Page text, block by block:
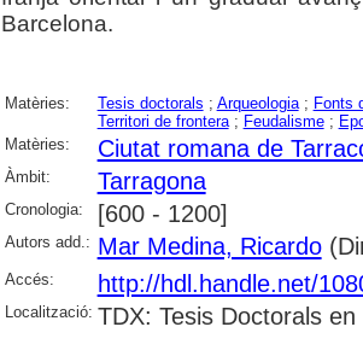
Barcelona.
Matèries: Tesis doctorals ; Arqueologia; Fonts
Territori de frontera; Feudalisme;
Matèries:
Ciutat romana de
Àmbit: Tarragona
Cronologia: [600 - 1200]
Autors add.: Mar Medina, Ricardo
Accés: http://hdl.handle.net/
Localització: TDX: Tesis Doctorals en